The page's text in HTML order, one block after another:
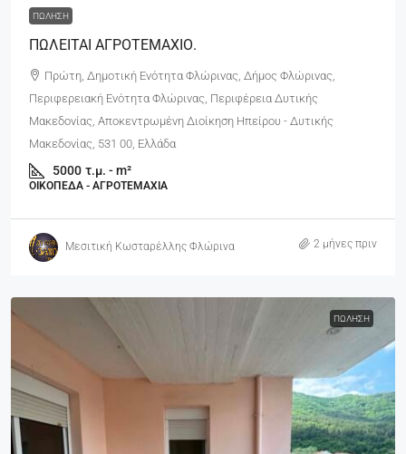
ΠΏΛΗΣΗ
ΠΩΛΕΙΤΑΙ ΑΓΡΟΤΕΜΑΧΙΟ.
Πρώτη, Δημοτική Ενότητα Φλώρινας, Δήμος Φλώρινας,
Περιφερειακή Ενότητα Φλώρινας, Περιφέρεια Δυτικής
Μακεδονίας, Αποκεντρωμένη Διοίκηση Ηπείρου - Δυτικής
Μακεδονίας, 531 00, Ελλάδα
5000 τ.μ. - m²
ΟΙΚΌΠΕΔΑ - ΑΓΡΟΤΕΜΆΧΙΑ
Μεσιτική Κωσταρέλλης Φλώρινα 2 μήνες πριν
ΠΏΛΗΣΗ